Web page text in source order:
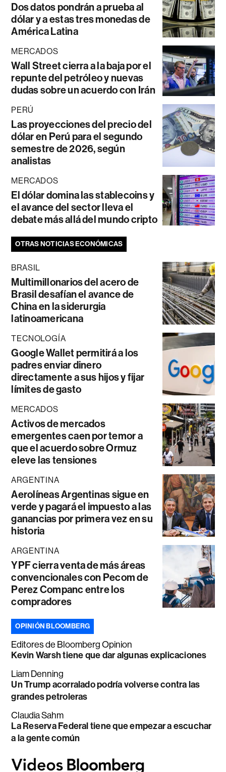
Dos datos pondrán a prueba al
dólar y a estas tres monedas de
América Latina
MERCADOS
Wall Street cierra a la baja por el
repunte del petróleo y nuevas
dudas sobre un acuerdo con Irán
PERÚ
Las proyecciones del precio del
dólar en Perú para el segundo
semestre de 2026, según
analistas
MERCADOS
El dólar domina las stablecoins y
el avance del sector lleva el
debate más allá del mundo cripto
OTRAS NOTICIAS ECONÓMICAS
BRASIL
Multimillonarios del acero de
Brasil desafían el avance de
China en la siderurgia
latinoamericana
TECNOLOGÍA
Google Wallet permitirá a los
padres enviar dinero
directamente a sus hijos y fijar
límites de gasto
MERCADOS
Activos de mercados
emergentes caen por temor a
que el acuerdo sobre Ormuz
eleve las tensiones
ARGENTINA
Aerolíneas Argentinas sigue en
verde y pagará el impuesto a las
ganancias por primera vez en su
historia
ARGENTINA
YPF cierra venta de más áreas
convencionales con Pecom de
Perez Companc entre los
compradores
OPINIÓN BLOOMBERG
Editores de Bloomberg Opinion
Kevin Warsh tiene que dar algunas explicaciones
Liam Denning
Un Trump acorralado podría volverse contra las
grandes petroleras
Claudia Sahm
La Reserva Federal tiene que empezar a escuchar
a la gente común